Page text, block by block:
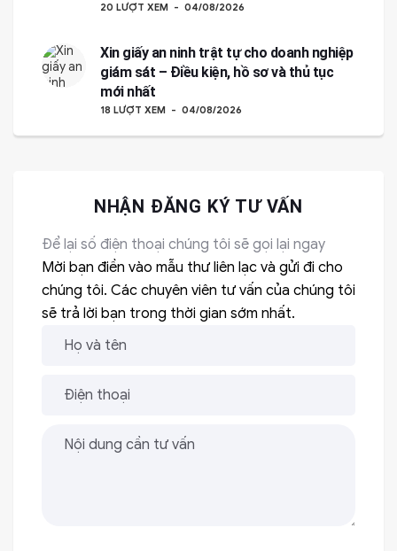
20 LƯỢT XEM 04/08/2026
Xin giấy an ninh trật tự cho doanh nghiệp
giám sát – Điều kiện, hồ sơ và thủ tục
mới nhất
18 LƯỢT XEM 04/08/2026
NHẬN ĐĂNG KÝ TƯ VẤN
Để lại số điện thoại chúng tôi sẽ gọi lại ngay
Mời bạn điền vào mẫu thư liên lạc và gửi đi cho
chúng tôi. Các chuyên viên tư vấn của chúng tôi
sẽ trả lời bạn trong thời gian sớm nhất.